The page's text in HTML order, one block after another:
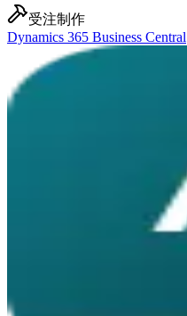
受注制作
Dynamics 365 Business Central